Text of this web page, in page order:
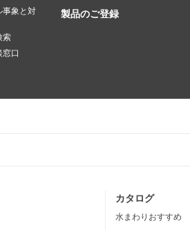
事象と対
索
口
製品のご登録
カタログ
水まわりおすすめ